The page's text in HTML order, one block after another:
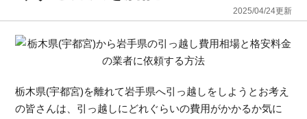
2025/04/24更新
栃木県(宇都宮)を離れて岩手県へ引っ越しをしようとお考え
の皆さんは、引っ越しにどれぐらいの費用がかかるか気に